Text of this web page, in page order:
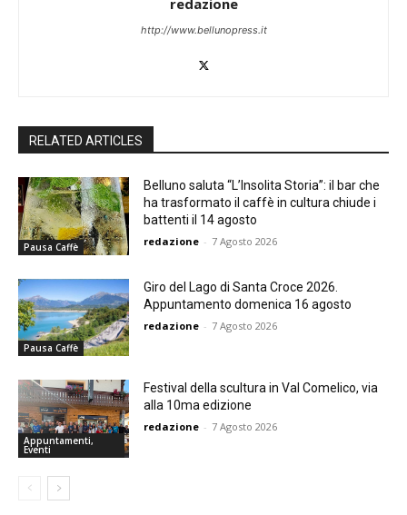
redazione
http://www.bellunopress.it
RELATED ARTICLES
Pausa Caffè
Belluno saluta “L’Insolita Storia”: il bar che
ha trasformato il caffè in cultura chiude i
battenti il 14 agosto
redazione - 7 Agosto 2026
Pausa Caffè
Giro del Lago di Santa Croce 2026.
Appuntamento domenica 16 agosto
redazione - 7 Agosto 2026
Appuntamenti,
Eventi
Festival della scultura in Val Comelico, via
alla 10ma edizione
redazione - 7 Agosto 2026